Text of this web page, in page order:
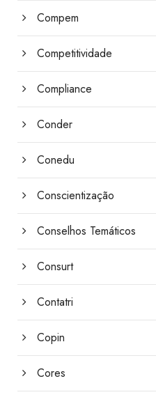
Compem
Competitividade
Compliance
Conder
Conedu
Conscientização
Conselhos Temáticos
Consurt
Contatri
Copin
Cores